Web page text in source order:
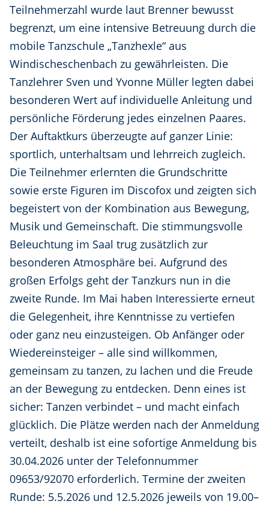
Teilnehmerzahl wurde laut Brenner bewusst
begrenzt, um eine intensive Betreuung durch die
mobile Tanzschule „Tanzhexle“ aus
Windischeschenbach zu gewährleisten. Die
Tanzlehrer Sven und Yvonne Müller legten dabei
besonderen Wert auf individuelle Anleitung und
persönliche Förderung jedes einzelnen Paares.
Der Auftaktkurs überzeugte auf ganzer Linie:
sportlich, unterhaltsam und lehrreich zugleich.
Die Teilnehmer erlernten die Grundschritte
sowie erste Figuren im Discofox und zeigten sich
begeistert von der Kombination aus Bewegung,
Musik und Gemeinschaft. Die stimmungsvolle
Beleuchtung im Saal trug zusätzlich zur
besonderen Atmosphäre bei. Aufgrund des
großen Erfolgs geht der Tanzkurs nun in die
zweite Runde. Im Mai haben Interessierte erneut
die Gelegenheit, ihre Kenntnisse zu vertiefen
oder ganz neu einzusteigen. Ob Anfänger oder
Wiedereinsteiger – alle sind willkommen,
gemeinsam zu tanzen, zu lachen und die Freude
an der Bewegung zu entdecken. Denn eines ist
sicher: Tanzen verbindet – und macht einfach
glücklich. Die Plätze werden nach der Anmeldung
verteilt, deshalb ist eine sofortige Anmeldung bis
30.04.2026 unter der Telefonnummer
09653/92070 erforderlich. Termine der zweiten
Runde: 5.5.2026 und 12.5.2026 jeweils von 19.00–